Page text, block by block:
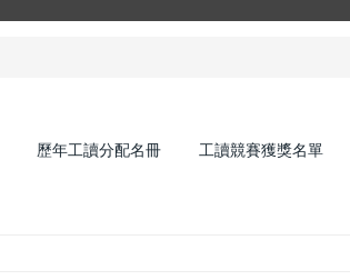
歷年工讀分配名冊 工讀競賽獲獎名單